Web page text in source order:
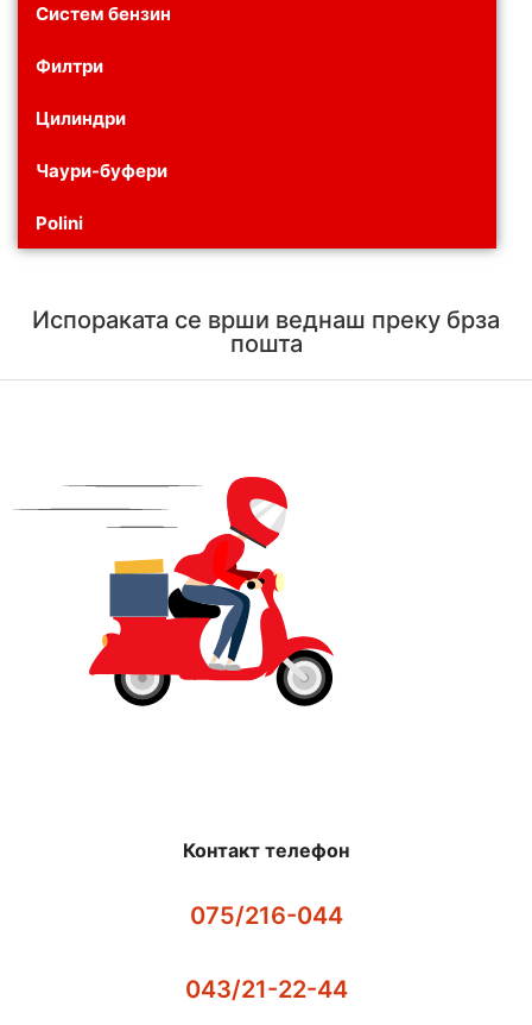
Систем бензин
Филтри
Цилиндри
Чаури-буфери
Polini
Испораката се врши веднаш преку брза
пошта
Контакт телефон
075/216-044
043/21-22-44